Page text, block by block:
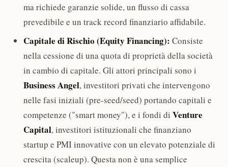
ma richiede garanzie solide, un flusso di cassa
prevedibile e un track record finanziario affidabile.
Capitale di Rischio (Equity Financing): Consiste
nella cessione di una quota di proprietà della società
in cambio di capitale. Gli attori principali sono i
Business Angel, investitori privati che intervengono
nelle fasi iniziali (pre-seed/seed) portando capitali e
competenze ("smart money"), e i fondi di Venture
Capital, investitori istituzionali che finanziano
startup e PMI innovative con un elevato potenziale di
crescita (scaleup). Questa non è una semplice